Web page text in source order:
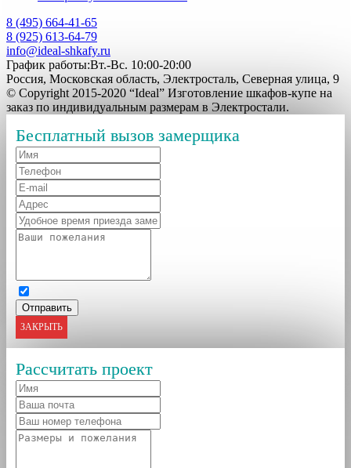
8 (495) 664-41-65
8 (925) 613-64-79
info@ideal-shkafy.ru
График работы:Вт.-Вс. 10:00-20:00
Россия, Московская область, Электросталь, Северная улица, 9
© Copyright 2015-2020 “Ideal” Изготовление шкафов-купе на
заказ по индивидуальным размерам в Электростали.
Бесплатный вызов замерщика
ЗАКРЫТЬ
Рассчитать проект